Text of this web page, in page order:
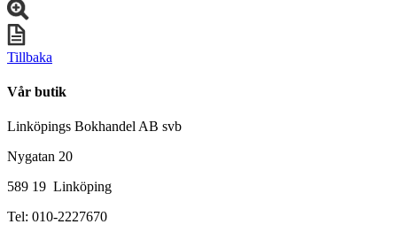
Tillbaka
Vår butik
Linköpings Bokhandel AB svb
Nygatan 20
589 19 Linköping
Tel: 010-2227670